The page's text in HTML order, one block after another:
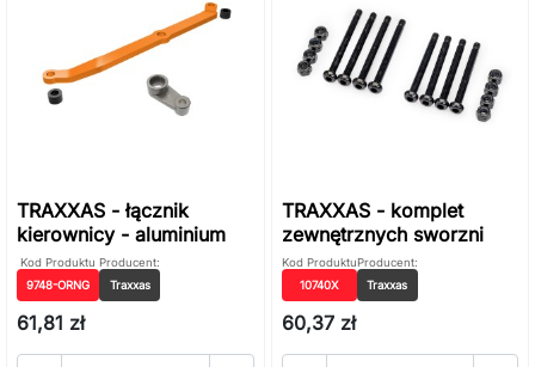
TRAXXAS - łącznik
kierownicy - aluminium
Kod Produktu
9748-ORNG
Producent:
Traxxas
61,81 zł
TRAXXAS - komplet
zewnętrznych sworzni
Kod Produktu
10740X
Producent:
Traxxas
60,37 zł